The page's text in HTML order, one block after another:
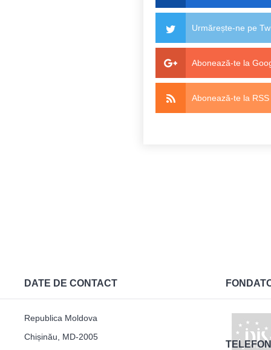
Urmărește-ne pe
Abonează-te la
Abonează-te la RSS
DATE DE CONTACT
Republica Moldova
Chișinău, MD-2005